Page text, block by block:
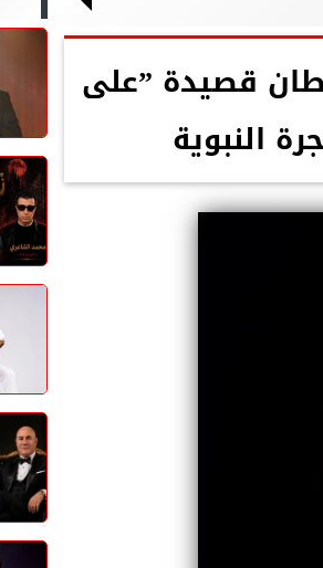
قصيدة ”على
النبوية